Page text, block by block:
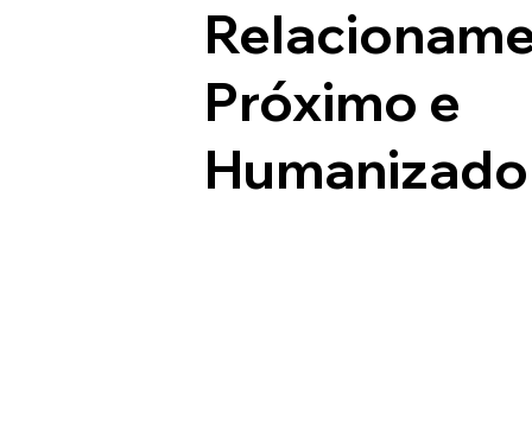
Próximo e
Humanizado